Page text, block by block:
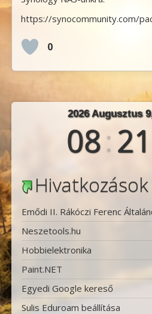
https://synocommunity.com/
0
2026 Augusztus
08:21
Hivatkozások
Emődi II. Rákóczi Ferenc
Neszetools.hu
Hobbielektronika
Paint.NET
Egyedi Google kereső
Sulis Eduroam beállítása